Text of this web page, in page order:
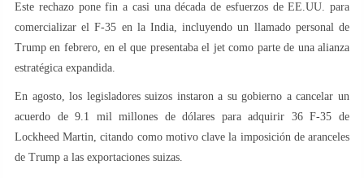
Este rechazo pone fin a casi una década de esfuerzos de EE.UU. para
comercializar el F-35 en la India, incluyendo un llamado personal de
Trump en febrero, en el que presentaba el jet como parte de una alianza
estratégica expandida.
En agosto, los legisladores suizos instaron a su gobierno a cancelar un
acuerdo de 9.1 mil millones de dólares para adquirir 36 F-35 de
Lockheed Martin, citando como motivo clave la imposición de aranceles
de Trump a las exportaciones suizas.